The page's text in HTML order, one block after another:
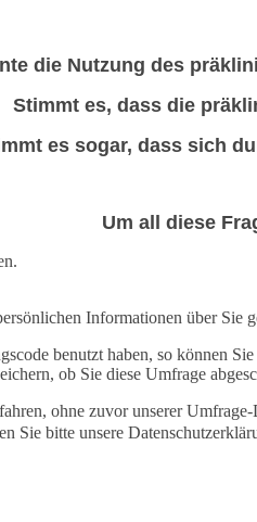
die Nutzung des
Stimmt es, dass die
es sogar, dass sich
Um all diese
Informationen über Sie
benutzt haben, so können
ob Sie diese Umfrage
ohne zuvor unserer
Sie bitte unsere